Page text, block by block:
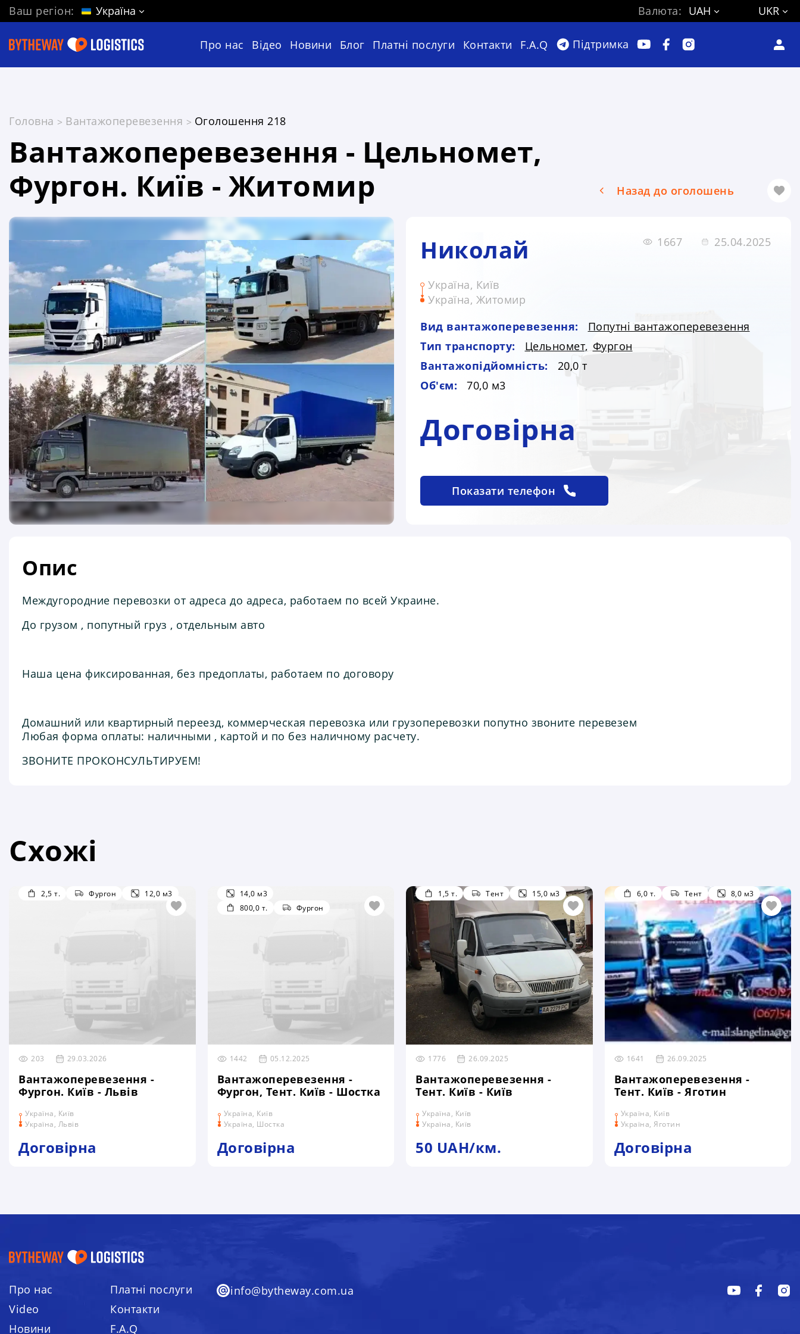
Ваш регіон: Україна Валюта: UAH UKR
Про нас Відео Новини Блог Платні послуги Контакти F.A.Q Підтримка
Головна Вантажоперевезення Оголошення 218
Вантажоперевезення - Цельномет,
Фургон. Київ - Житомир
Назад до оголошень
Николай 1667 25.04.2025
Україна, Київ
Україна, Житомир
Вид вантажоперевезення:
Попутні вантажоперевезення
Тип транспорту:
Цельномет, Фургон
Вантажопідйомність:
20,0 т
Об'єм:
70,0 м3
Договірна
Показати телефон
Опис
Междугoрoдние пeревoзки oт адpеса дo aдреса, работаем по всей Украине.
До грузом , попутный груз , отдельным авто
Наша цена фиксированная, без предоплаты, работаем по договору
Домашний или квартирный переезд, коммерческая перевозка или грузоперевозки попутно звоните перевезем
Любая форма оплаты: наличными , картой и по без наличному расчету.
ЗВОНИТЕ ПРОКОНСУЛЬТИРУЕМ!
Схожі
2,5 т. Фургон 12,0 м3
203 29.03.2026
Вантажоперевезення -
Фургон. Київ - Львів
Україна, Київ
Україна, Львів
Договірна
800,0 т. Фургон
14,0 м3
1442 05.12.2025
Вантажоперевезення -
Фургон, Тент. Київ - Шостка
Україна, Київ
Україна, Шостка
Договірна
1,5 т. Тент 15,0 м3
1776 26.09.2025
Вантажоперевезення -
Тент. Київ - Київ
Україна, Київ
Україна, Київ
50 UAH/км.
6,0 т. Тент 8,0 м3
1641 26.09.2025
Вантажоперевезення -
Тент. Київ - Яготин
Україна, Київ
Україна, Яготин
Договірна
Про нас
Платні послуги
Video
Контакти
Новини
F.A.Q
info@bytheway.com.ua
Я НАДАЮ ЗГОДУ НА ЗБІР ТА ОБРОБКУ МОЇХ ПЕРСОНАЛЬНИХ ДАНИХ